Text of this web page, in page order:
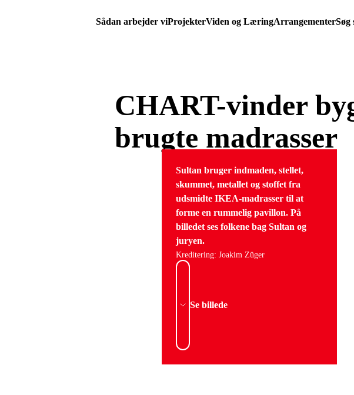
Sådan arbejder viProjekterViden og LæringArrangementerSøg
CHART-vinder
brugte madrasser
Sultan bruger indmaden, stellet,
skummet, metallet og stoffet fra
udsmidte IKEA-madrasser til at
forme en rummelig pavillon. På
billedet ses folkene bag Sultan og
juryen.
Kreditering: Joakim Züger
Se billede